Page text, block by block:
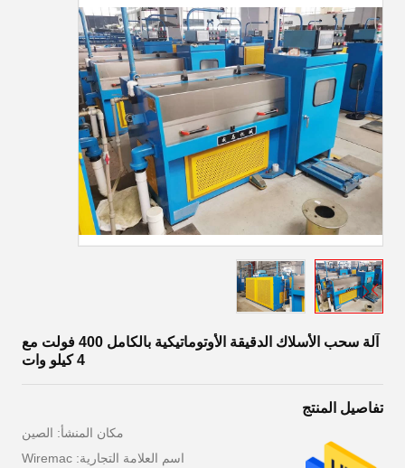
آلة سحب الأسلاك الدقيقة الأوتوماتيكية بالكامل 400 فولت مع
4 كيلو وات
تفاصيل المنتج
مكان المنشأ: الصين
اسم العلامة التجارية: Wiremac